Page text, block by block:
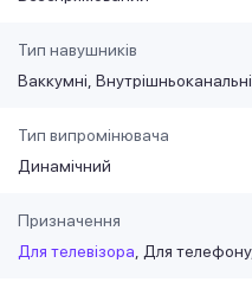
Тип навушників
Ваккумні Внутрішньоканальні
Тип випромінювача
Динамічний
Призначення
Для телевізора Для телефону